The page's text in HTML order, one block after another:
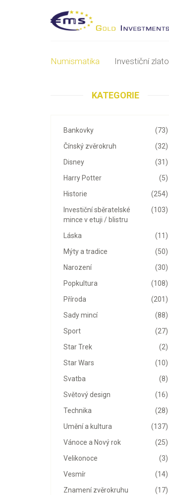
Numismatika Investiční zlato
KATEGORIE
(73)
Bankovky
(32)
Čínský zvěrokruh
(31)
Disney
(5)
Harry Potter
(254)
Historie
(103)
Investiční sběratelské
mince v etuji / blistru
(11)
Láska
(50)
Mýty a tradice
(30)
Narození
(108)
Popkultura
(201)
Příroda
(88)
Sady mincí
(27)
Sport
(2)
Star Trek
(10)
Star Wars
(8)
Svatba
(16)
Světový design
(28)
Technika
(137)
Umění a kultura
(25)
Vánoce a Nový rok
(3)
Velikonoce
(14)
Vesmír
(17)
Znamení zvěrokruhu